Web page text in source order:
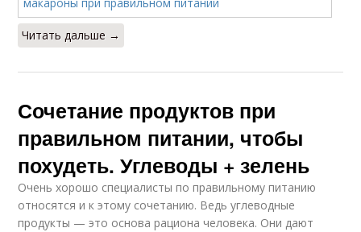
Читать дальше →
Сочетание продуктов при
правильном питании, чтобы
похудеть. Углеводы + зелень
Очень хорошо специалисты по правильному питанию
относятся и к этому сочетанию. Ведь углеводные
продукты — это основа рациона человека. Они дают